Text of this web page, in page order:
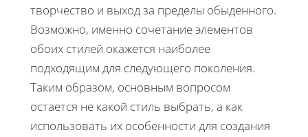
творчество и выход за пределы обыденного.
Возможно, именно сочетание элементов
обоих стилей окажется наиболее
подходящим для следующего поколения.
Таким образом, основным вопросом
остается не какой стиль выбрать, а как
использовать их особенности для создания